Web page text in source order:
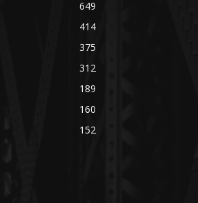
649
414
375
312
189
160
152